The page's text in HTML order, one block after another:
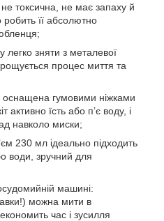
токсична, не має запаху й
її абсолютно
легко зняти з металевої
процес миття та
оснащена гумовими ніжками
активно їсть або п’є воду, і
навколо миски;
230 мл ідеально підходить
води, зручний для
машині:
можна мити в
час і зусилля